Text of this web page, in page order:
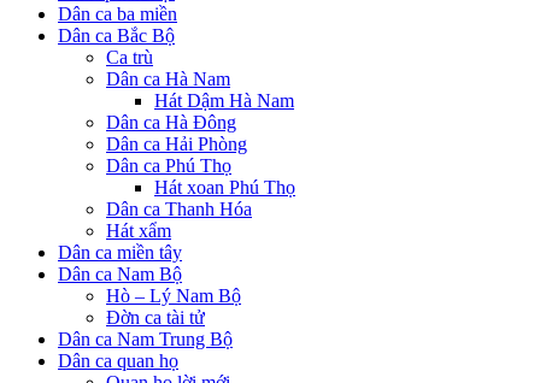
Dân ca ba miền
Dân ca Bắc Bộ
Ca trù
Dân ca Hà Nam
Hát Dậm Hà Nam
Dân ca Hà Đông
Dân ca Hải Phòng
Dân ca Phú Thọ
Hát xoan Phú Thọ
Dân ca Thanh Hóa
Hát xẩm
Dân ca miền tây
Dân ca Nam Bộ
Hò – Lý Nam Bộ
Đờn ca tài tử
Dân ca Nam Trung Bộ
Dân ca quan họ